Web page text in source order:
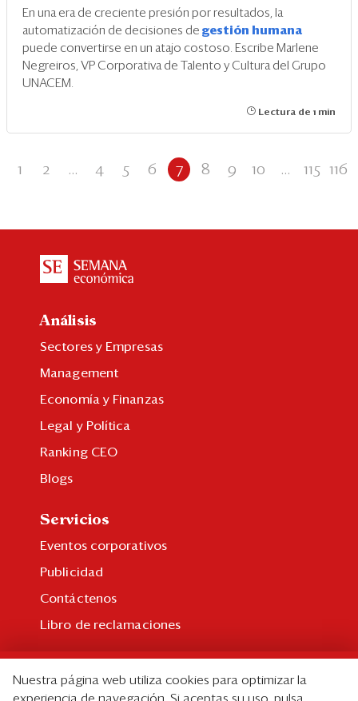
En una era de creciente presión por resultados, la
automatización de decisiones de gestión humana
puede convertirse en un atajo costoso. Escribe Marlene
Negreiros, VP Corporativa de Talento y Cultura del Grupo
UNACEM.
Lectura de 1 min
1 2 ... 4 5 6 7 8 9 10 ... 115 116
Análisis
Sectores y Empresas
Management
Economía y Finanzas
Legal y Política
Ranking CEO
Blogs
Servicios
Eventos corporativos
Publicidad
Contáctenos
Libro de reclamaciones
Suscripción individual
Nuestra página web utiliza cookies para optimizar la